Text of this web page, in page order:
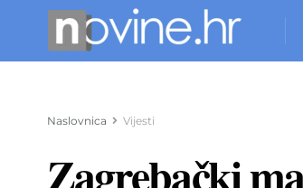
Naslovnica Vijesti
Zagrebački